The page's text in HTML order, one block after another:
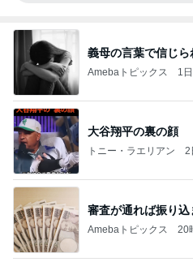
義母の言葉で信じ
Amebaトピックス 1
大谷翔平の裏の顔
トニー・ラエリアン 2
審査が通れば振り込
Amebaトピックス 20